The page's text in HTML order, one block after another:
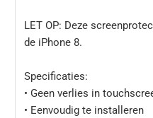
LET OP: Deze
de iPhone 8.
Specificaties:
• Geen verlies in
• Eenvoudig te installeren